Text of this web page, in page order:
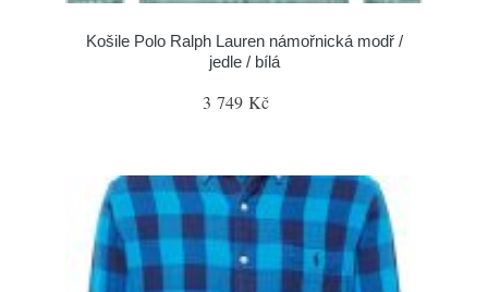
Košile Polo Ralph Lauren námořnická modř /
jedle / bílá
3 749 Kč